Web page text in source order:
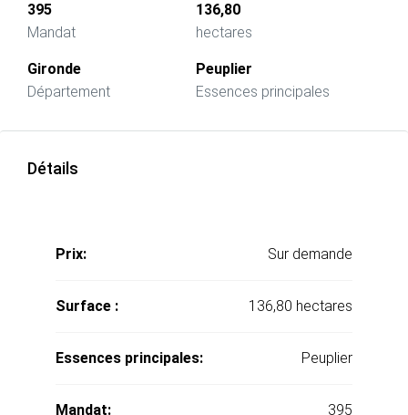
395
Mandat
136,80
hectares
Gironde
Département
Peuplier
Essences principales
Détails
Prix: Sur demande
Surface : 136,80 hectares
Essences principales: Peuplier
Mandat: 395